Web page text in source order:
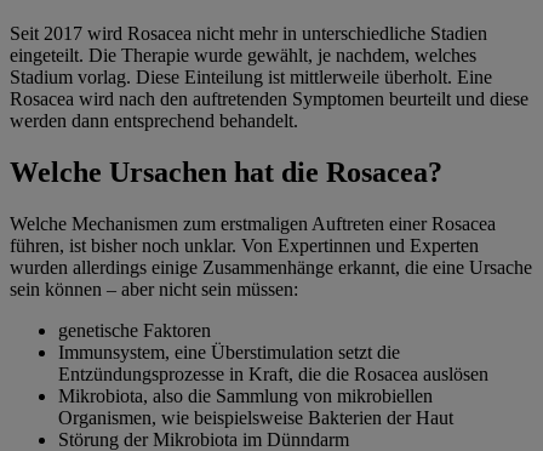
Seit 2017 wird Rosacea nicht mehr in unterschiedliche Stadien
eingeteilt. Die Therapie wurde gewählt, je nachdem, welches
Stadium vorlag. Diese Einteilung ist mittlerweile überholt. Eine
Rosacea wird nach den auftretenden Symptomen beurteilt und diese
werden dann entsprechend behandelt.
Welche Ursachen hat die Rosacea?
Welche Mechanismen zum erstmaligen Auftreten einer Rosacea
führen, ist bisher noch unklar. Von Expertinnen und Experten
wurden allerdings einige Zusammenhänge erkannt, die eine Ursache
sein können – aber nicht sein müssen:
genetische Faktoren
Immunsystem, eine Überstimulation setzt die
Entzündungsprozesse in Kraft, die die Rosacea auslösen
Mikrobiota, also die Sammlung von mikrobiellen
Organismen, wie beispielsweise Bakterien der Haut
Störung der Mikrobiota im Dünndarm